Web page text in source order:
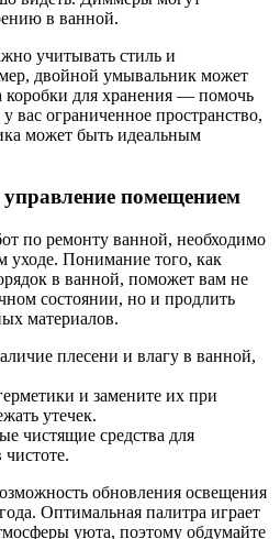
в ванной.
учитывать стиль и
двойной умывальник может
коробки для хранения — помочь
вас ограниченное пространство,
может быть идеальным
помещением
по ремонту ванной, необходимо
уходе. Понимание того, как
в ванной, поможет вам не
состоянии, но и продлить
материалов.
плесени и влагу в ванной,
и замените их при
утечек.
чистящие средства для
обновления освещения
Оптимальная палитра играет
уюта, поэтому обдумайте